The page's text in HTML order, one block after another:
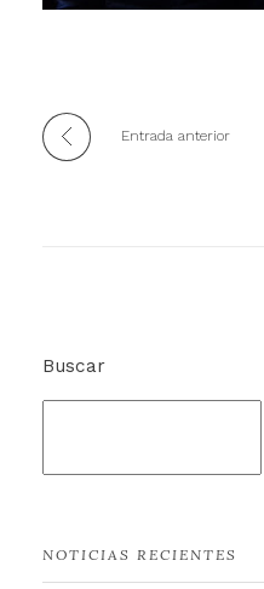
Entrada anterior
Buscar
NOTICIAS RECIENTES